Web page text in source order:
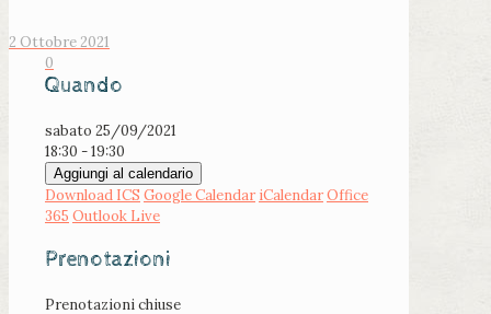
2 Ottobre 2021
0
Quando
sabato 25/09/2021
18:30 - 19:30
Aggiungi al calendario
Download ICS Google Calendar iCalendarOffice
365 Outlook Live
Prenotazioni
Prenotazioni chiuse